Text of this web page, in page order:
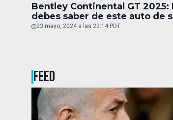
Bentley Continental GT 2025:
debes saber de este auto de
23 mayo, 2024 a las 22:14 PDT
FEED